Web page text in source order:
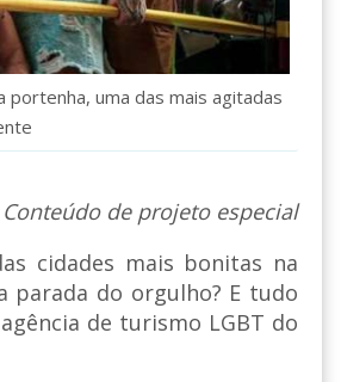
portenha, uma das mais agitadas
Conteúdo de projeto especial
cidades mais bonitas na
parada do orgulho? E tudo
de turismo LGBT do